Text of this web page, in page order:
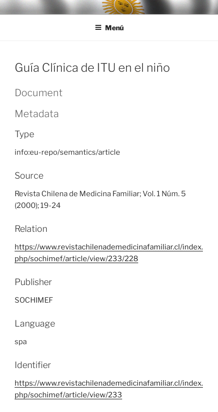
Ir
al
LEGISALUD
Menú
Guía Clínica de ITU en el niño
Document
Metadata
Type
info:eu-repo/semantics/article
Source
Revista Chilena de Medicina Familiar; Vol. 1 Núm. 5
(2000); 19-24
Relation
https://www.revistachilenademedicinafamiliar.cl/index.
php/sochimef/article/view/233/228
Publisher
SOCHIMEF
Language
spa
Identifier
https://www.revistachilenademedicinafamiliar.cl/index.
php/sochimef/article/view/233